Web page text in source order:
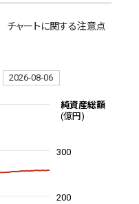
チャートに関する注意点
純資産総額
(億円)
200
300
2026-08-06